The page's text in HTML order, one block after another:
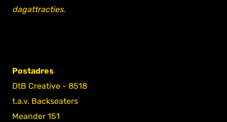
dagattracties.
Postadres
DtB Creative - 8518
t.a.v. Backseaters
Meander 151